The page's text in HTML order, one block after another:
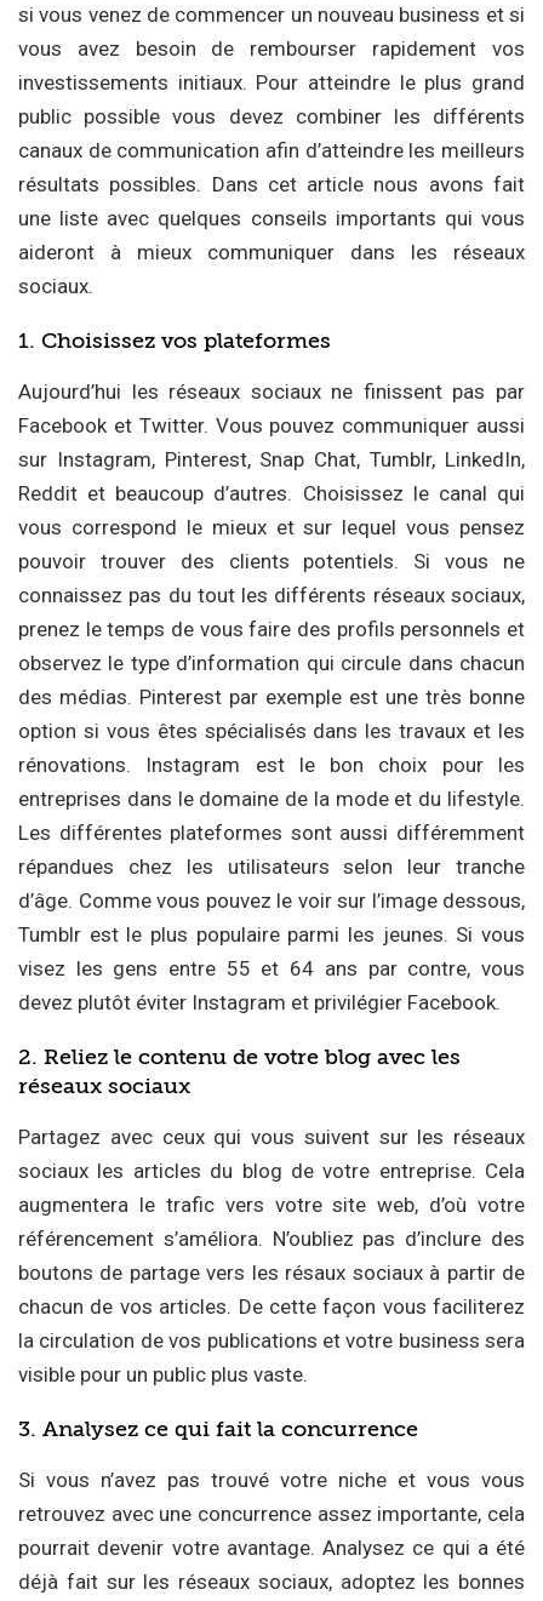
si vous venez de commencer un nouveau business et si
vous avez besoin de rembourser rapidement vos
investissements initiaux. Pour atteindre le plus grand
public possible vous devez combiner les différents
canaux de communication afin d’atteindre les meilleurs
résultats possibles. Dans cet article nous avons fait
une liste avec quelques conseils importants qui vous
aideront à mieux communiquer dans les réseaux
sociaux.
1. Choisissez vos plateformes
Aujourd’hui les réseaux sociaux ne finissent pas par
Facebook et Twitter. Vous pouvez communiquer aussi
sur Instagram, Pinterest, Snap Chat, Tumblr, LinkedIn,
Reddit et beaucoup d’autres. Choisissez le canal qui
vous correspond le mieux et sur lequel vous pensez
pouvoir trouver des clients potentiels. Si vous ne
connaissez pas du tout les différents réseaux sociaux,
prenez le temps de vous faire des profils personnels et
observez le type d’information qui circule dans chacun
des médias. Pinterest par exemple est une très bonne
option si vous êtes spécialisés dans les travaux et les
rénovations. Instagram est le bon choix pour les
entreprises dans le domaine de la mode et du lifestyle.
Les différentes plateformes sont aussi différemment
répandues chez les utilisateurs selon leur tranche
d’âge. Comme vous pouvez le voir sur l’image dessous,
Tumblr est le plus populaire parmi les jeunes. Si vous
visez les gens entre 55 et 64 ans par contre, vous
devez plutôt éviter Instagram et privilégier Facebook.
2. Reliez le contenu de votre blog avec les
réseaux sociaux
Partagez avec ceux qui vous suivent sur les réseaux
sociaux les articles du blog de votre entreprise. Cela
augmentera le trafic vers votre site web, d’où votre
référencement s’améliora. N’oubliez pas d’inclure des
boutons de partage vers les résaux sociaux à partir de
chacun de vos articles. De cette façon vous faciliterez
la circulation de vos publications et votre business sera
visible pour un public plus vaste.
3. Analysez ce qui fait la concurrence
Si vous n’avez pas trouvé votre niche et vous vous
retrouvez avec une concurrence assez importante, cela
pourrait devenir votre avantage. Analysez ce qui a été
déjà fait sur les réseaux sociaux, adoptez les bonnes